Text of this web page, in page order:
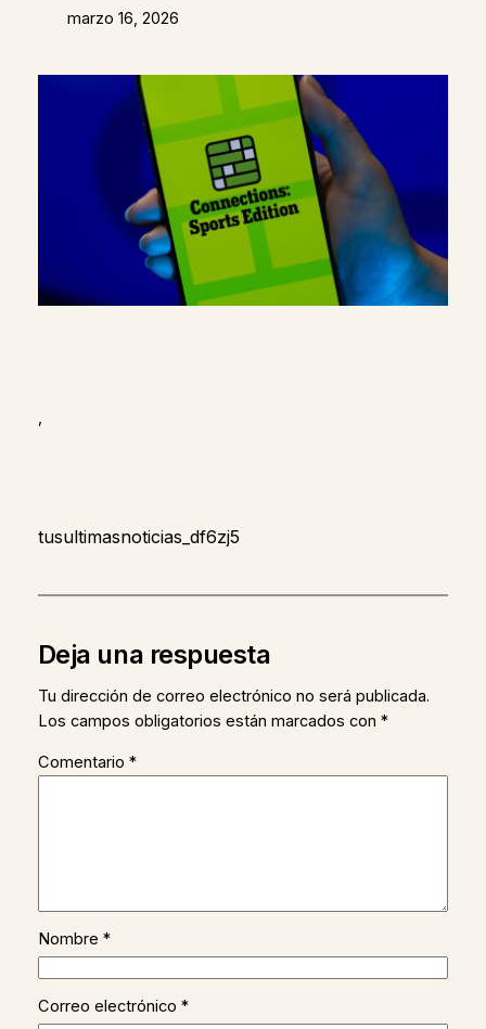
marzo 16, 2026
,
tusultimasnoticias_df6zj5
Deja una respuesta
Tu dirección de correo electrónico no será publicada.
Los campos obligatorios están marcados con *
Comentario *
Nombre *
Correo electrónico *